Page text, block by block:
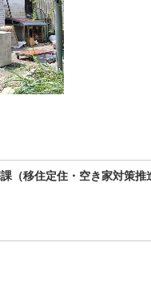
（移住定住・空き家対策推